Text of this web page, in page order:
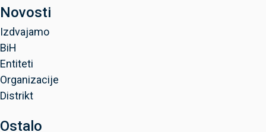
Novosti
Izdvajamo
BiH
Entiteti
Organizacije
Distrikt
Ostalo